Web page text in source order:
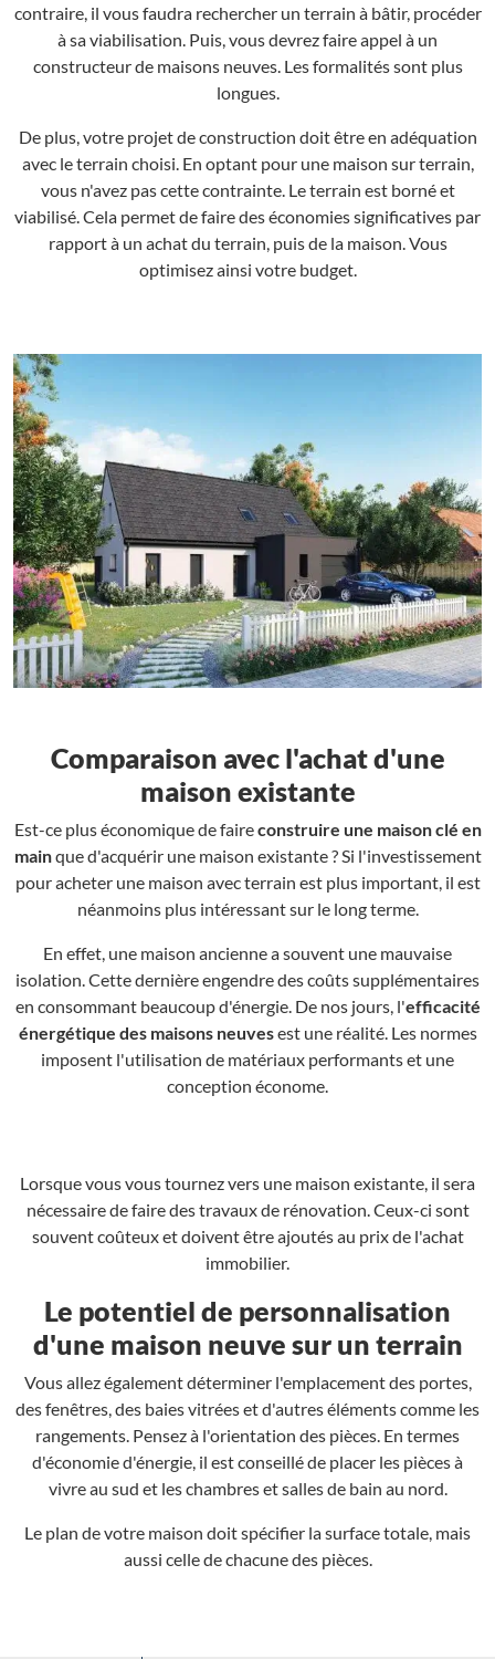
contraire, il vous faudra rechercher un terrain à bâtir, procéder
à sa viabilisation. Puis, vous devrez faire appel à un
constructeur de maisons neuves. Les formalités sont plus
longues.
De plus, votre projet de construction doit être en adéquation
avec le terrain choisi. En optant pour une maison sur terrain,
vous n'avez pas cette contrainte. Le terrain est borné et
viabilisé. Cela permet de faire des économies significatives par
rapport à un achat du terrain, puis de la maison. Vous
optimisez ainsi votre budget.
Comparaison avec l'achat d'une
maison existante
Est-ce plus économique de faireconstruire une maison clé en
mainque d'acquérir une maison existante ? Si l'investissement
pour acheter une maison avec terrain est plus important, il est
néanmoins plus intéressant sur le long terme.
En effet, une maison ancienne a souvent une mauvaise
isolation. Cette dernière engendre des coûts supplémentaires
en consommant beaucoup d'énergie. De nos jours, l'efficacité
énergétique des maisons neuvesest une réalité. Les normes
imposent l'utilisation de matériaux performants et une
conception économe.
Lorsque vous vous tournez vers une maison existante, il sera
nécessaire de faire des travaux de rénovation. Ceux-ci sont
souvent coûteux et doivent être ajoutés au prix de l'achat
immobilier.
Le potentiel de personnalisation
d'une maison neuve sur un terrain
Vous allez également déterminer l'emplacement des portes,
des fenêtres, des baies vitrées et d'autres éléments comme les
rangements. Pensez à l'orientation des pièces. En termes
d'économie d'énergie, il est conseillé de placer les pièces à
vivre au sud et les chambres et salles de bain au nord.
Le plan de votre maison doit spécifier la surface totale, mais
aussi celle de chacune des pièces.